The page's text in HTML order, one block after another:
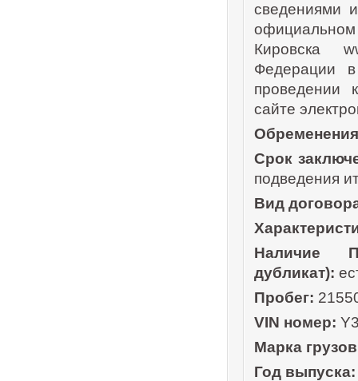
сведениями
Кировска
Федерации
проведении
сайте
Срок
подведения
Вид
Наличие
дубликат):
Пробег:
VIN номер:
Марка
Год выпуска: